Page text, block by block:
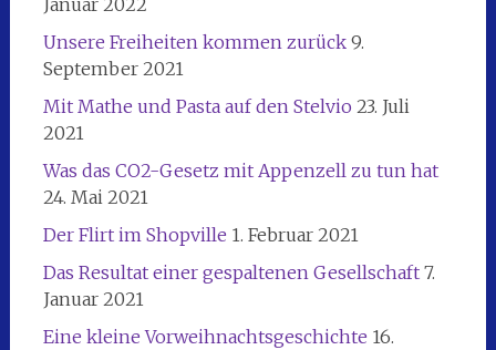
Unsere Freiheiten kommen zurück 9.
September 2021
Mit Mathe und Pasta auf den Stelvio 23. Juli
2021
Was das CO2-Gesetz mit Appenzell zu tun hat
24. Mai 2021
Der Flirt im Shopville 1. Februar 2021
Das Resultat einer gespaltenen Gesellschaft 7.
Januar 2021
Eine kleine Vorweihnachtsgeschichte 16.